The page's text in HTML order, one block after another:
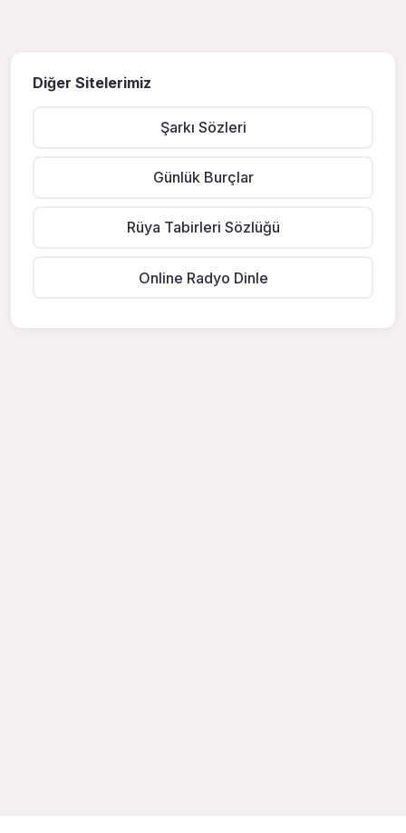
Diğer Sitelerimiz
Şarkı Sözleri
Günlük Burçlar
Rüya Tabirleri Sözlüğü
Online Radyo Dinle